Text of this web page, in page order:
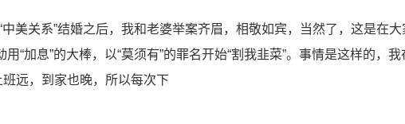
美关系”结婚之后，我和老婆举案齐眉，相敬如宾，当然了，这是在大
“加息”的大棒，以“莫须有”的罪名开始“割我韭菜”。事情是这样的，我
远，到家也晚，所以每次下